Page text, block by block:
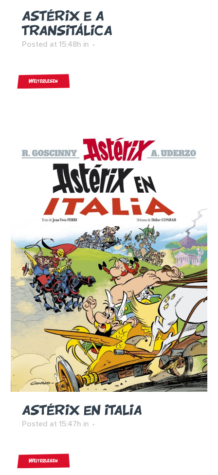
ASTÉRIX E A
TRANSITÁLICA
Posted at 15:48h in
Weiterlesen
ASTÉRIX EN ITALIA
Posted at 15:47h in
Weiterlesen